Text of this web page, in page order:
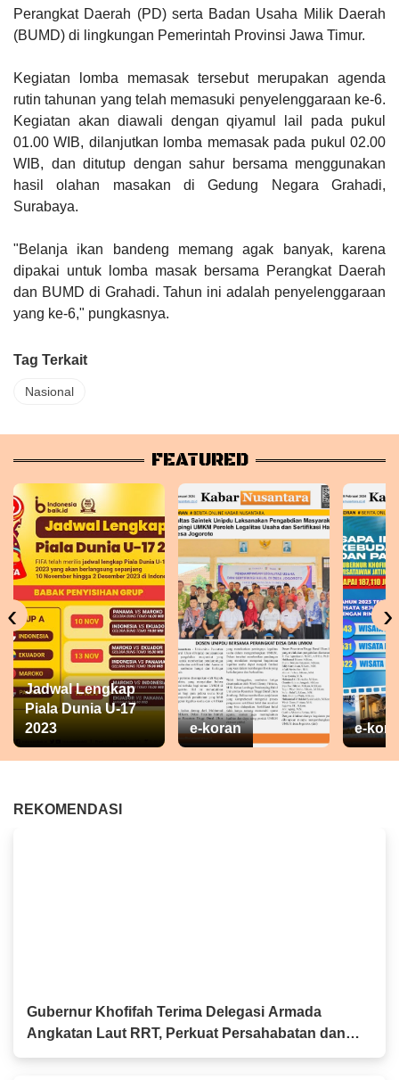
Perangkat Daerah (PD) serta Badan Usaha Milik Daerah
(BUMD) di lingkungan Pemerintah Provinsi Jawa Timur.
Kegiatan lomba memasak tersebut merupakan agenda
rutin tahunan yang telah memasuki penyelenggaraan ke-6.
Kegiatan akan diawali dengan qiyamul lail pada pukul
01.00 WIB, dilanjutkan lomba memasak pada pukul 02.00
WIB, dan ditutup dengan sahur bersama menggunakan
hasil olahan masakan di Gedung Negara Grahadi,
Surabaya.
"Belanja ikan bandeng memang agak banyak, karena
dipakai untuk lomba masak bersama Perangkat Daerah
dan BUMD di Grahadi. Tahun ini adalah penyelenggaraan
yang ke-6," pungkasnya.
Tag Terkait
Nasional
FEATURED
Jadwal Lengkap
Piala Dunia U-17
2023
e-koran e-
‹ ›
REKOMENDASI
Gubernur Khofifah Terima Delegasi Armada
Angkatan Laut RRT, Perkuat Persahabatan dan
Kerja Sama Industri Perkapalan